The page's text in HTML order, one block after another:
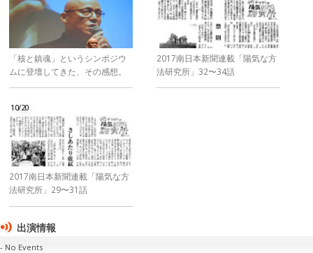
「核と鎮魂」というシンポジウ
ムに登壇してきた、その感想。
2017南日本新聞連載「陽気な方
法研究所」32〜34話
10/20
2017南日本新聞連載「陽気な方
法研究所」29〜31話
出演情報
No Events